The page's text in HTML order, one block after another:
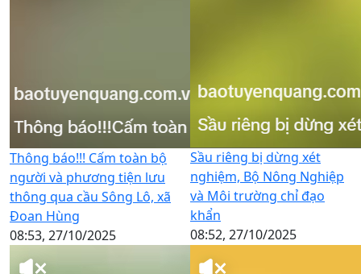
Thông báo!!! Cấm toàn bộ
người và phương tiện lưu
thông qua cầu Sông Lô, xã
Đoan Hùng
08:53, 27/10/2025
Sầu riêng bị dừng xét
nghiệm, Bộ Nông Nghiệp
và Môi trường chỉ đạo
khẩn
08:52, 27/10/2025